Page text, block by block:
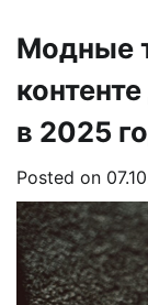
Модные
в 2025
Posted on